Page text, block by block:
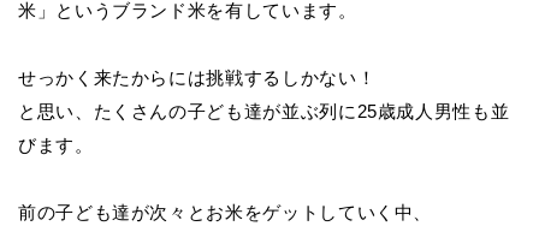
米」というブランド米を有しています。
せっかく来たからには挑戦するしかない！
と思い、たくさんの子ども達が並ぶ列に25歳成人男性も並
びます。
前の子ども達が次々とお米をゲットしていく中、